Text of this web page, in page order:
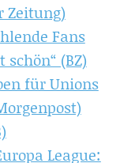
Zeitung)
Fans
(BZ)
für Unions
League: